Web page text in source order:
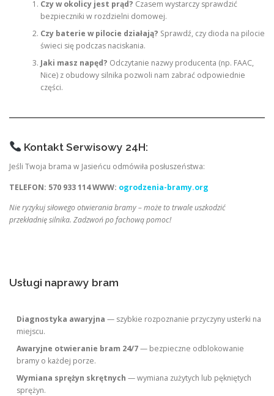
Czy w okolicy jest prąd? Czasem wystarczy sprawdzić
bezpieczniki w rozdzielni domowej.
Czy baterie w pilocie działają? Sprawdź, czy dioda na pilocie
świeci się podczas naciskania.
Jaki masz napęd? Odczytanie nazwy producenta (np. FAAC,
Nice) z obudowy silnika pozwoli nam zabrać odpowiednie
części.
Kontakt Serwisowy 24H:
Jeśli Twoja brama w Jasieńcu odmówiła posłuszeństwa:
TELEFON: 570 933 114WWW: ogrodzenia-bramy.org
Nie ryzykuj siłowego otwierania bramy – może to trwale uszkodzić
przekładnię silnika. Zadzwoń po fachową pomoc!
Usługi naprawy bram
Diagnostyka awaryjna — szybkie rozpoznanie przyczyny usterki na
miejscu.
Awaryjne otwieranie bram 24/7— bezpieczne odblokowanie
bramy o każdej porze.
Wymiana sprężyn skrętnych — wymiana zużytych lub pękniętych
sprężyn.